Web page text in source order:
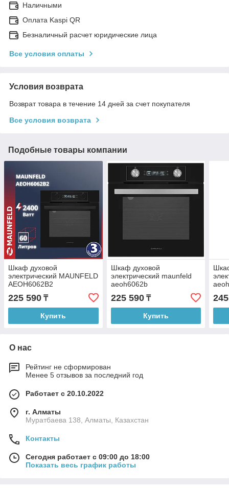
Наличными
Оплата Kaspi QR
Безналичный расчет юридические лица
Все условия оплаты
Условия возврата
Возврат товара в течение 14 дней за счет покупателя
Все условия возврата
Подобные товары компании
Шкаф духовой
электрический MAUNFELD
AEOH6062B2
225 590 ₸
Купить
Шкаф духовой
электрический maunfeld
aeoh6062b
225 590₸
Купить
О нас
Рейтинг не сформирован
Менее 5 отзывов за последний год
Работает с 20.10.2022
г. Алматы
Муратбаева 138, Алматы, Казахстан
Контакты
Сегодня работает с 09:00 до 18:00
Показать весь график работы